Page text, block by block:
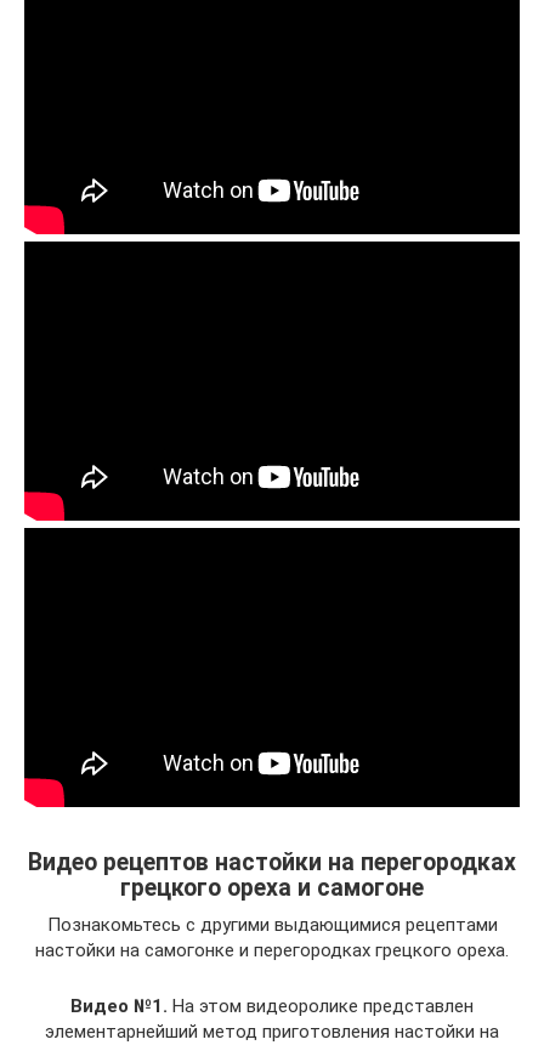
Видео рецептов настойки на перегородках
грецкого ореха и самогоне
Познакомьтесь с другими выдающимися рецептами
настойки на самогонке и перегородках грецкого ореха.
Видео №1. На этом видеоролике представлен
элементарнейший метод приготовления настойки на